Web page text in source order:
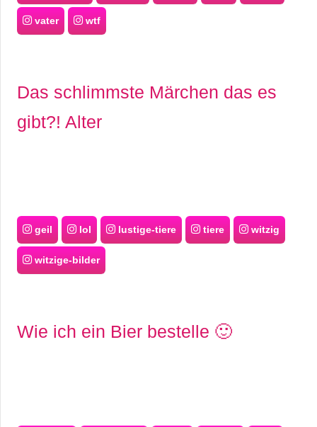
vater wtf
Das schlimmste Märchen das es
gibt?! Alter
geil lol lustige-tiere tiere witzig
witzige-bilder
Wie ich ein Bier bestelle 🙂